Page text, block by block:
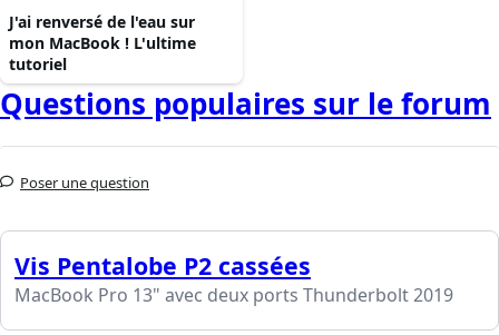
J'ai renversé de l'eau sur
mon MacBook ! L'ultime
tutoriel
Questions populaires sur le forum
Poser une question
Vis Pentalobe P2 cassées
MacBook Pro 13" avec deux ports Thunderbolt 2019